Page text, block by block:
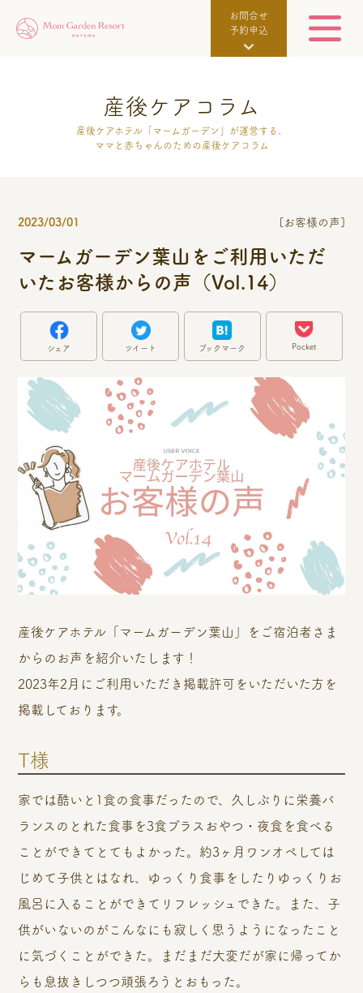
お問合せ
予約申込
産後ケアコラム
産後ケアホテル「マームガーデン」が運営する、
ママと赤ちゃんのための産後ケアコラム
2023/03/01 [お客様の声]
マームガーデン葉山をご利用いただ
いたお客様からの声（Vol.14）
シェア ツイート ブックマーク Pocket
産後ケアホテル「マームガーデン葉山」をご宿泊者さま
からのお声を紹介いたします！
2023年2月にご利用いただき掲載許可をいただいた方を
掲載しております。
T様
家では酷いと1食の食事だったので、久しぶりに栄養バ
ランスのとれた食事を3食プラスおやつ・夜食を食べる
ことができてとてもよかった。約3ヶ月ワンオペしては
じめて子供とはなれ、ゆっくり食事をしたりゆっくりお
風呂に入ることができてリフレッシュできた。また、子
供がいないのがこんなにも寂しく思うようになったこと
に気づくことができた。まだまだ大変だが家に帰ってか
らも息抜きしつつ頑張ろうとおもった。